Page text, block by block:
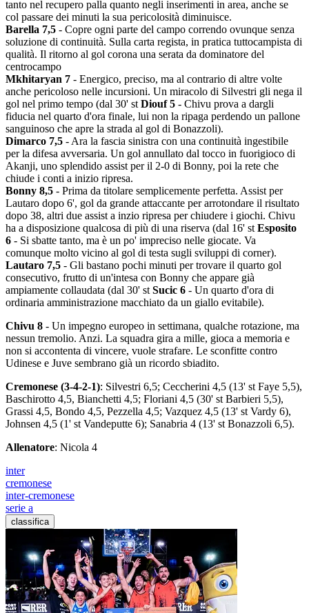
tanto nel recupero palla quanto negli inserimenti in area, anche se
col passare dei minuti la sua pericolosità diminuisce.
Barella 7,5 - Copre ogni parte del campo correndo ovunque senza
soluzione di continuità. Sulla carta regista, in pratica tuttocampista di
qualità. Il ritorno al gol corona una serata da dominatore del
centrocampo
Mkhitaryan 7 - Energico, preciso, ma al contrario di altre volte
anche pericoloso nelle incursioni. Un miracolo di Silvestri gli nega il
gol nel primo tempo (dal 30' st Diouf 5 - Chivu prova a dargli
fiducia nel quarto d'ora finale, lui non la ripaga perdendo un pallone
sanguinoso che apre la strada al gol di Bonazzoli).
Dimarco 7,5 - Ara la fascia sinistra con una continuità ingestibile
per la difesa avversaria. Un gol annullato dal tocco in fuorigioco di
Akanji, uno splendido assist per il 2-0 di Bonny, poi la rete che
chiude i conti a inizio ripresa.
Bonny 8,5 - Prima da titolare semplicemente perfetta. Assist per
Lautaro dopo 6', gol da grande attaccante per arrotondare il risultato
dopo 38, altri due assist a inzio ripresa per chiudere i giochi. Chivu
ha a disposizione qualcosa di più di una riserva (dal 16' st Esposito
6 - Si sbatte tanto, ma è un po' impreciso nelle giocate. Va
comunque molto vicino al gol di testa sugli sviluppi di corner).
Lautaro 7,5 - Gli bastano pochi minuti per trovare il quarto gol
consecutivo, frutto di un'intesa con Bonny che appare già
ampiamente collaudata (dal 30' st Sucic 6 - Un quarto d'ora di
ordinaria amministrazione macchiato da un giallo evitabile).
Chivu 8 - Un impegno europeo in settimana, qualche rotazione, ma
nessun tremolio. Anzi. La squadra gira a mille, gioca a memoria e
non si accontenta di vincere, vuole strafare. Le sconfitte contro
Udinese e Juve sembrano già un ricordo sbiadito.
Cremonese (3-4-2-1): Silvestri 6,5; Ceccherini 4,5 (13' st Faye 5,5),
Baschirotto 4,5, Bianchetti 4,5; Floriani 4,5 (30' st Barbieri 5,5),
Grassi 4,5, Bondo 4,5, Pezzella 4,5; Vazquez 4,5 (13' st Vardy 6),
Johnsen 4,5 (1' st Vandeputte 6); Sanabria 4 (13' st Bonazzoli 6,5).
Allenatore: Nicola 4
inter
cremonese
inter-cremonese
serie a
classifica